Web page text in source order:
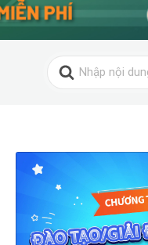
Search
for: